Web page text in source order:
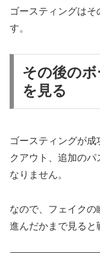
ゴースティングは
す。
その後の
を見る
ゴースティングが
クアウト、追加の
なりません。
なので、フェイク
進んだかまで見ると